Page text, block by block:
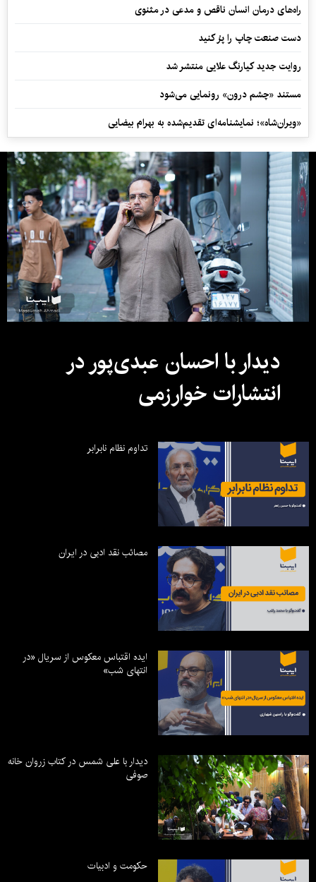
راه‌های درمان انسان ناقص و مدعی در مثنوی
دست صنعت چاپ را پرُ کنید
روایت جدید کیارنگ علایی منتشر شد
مستند «چشم درون» رونمایی می‌شود
«ویران‌شاه»؛ نمایشنامه‌ای تقدیم‌شده به بهرام بیضایی
دیدار با احسان عبدی‌پور در
انتشارات خوارزمی
تداوم نظام نابرابر
مصائب نقد ادبی در ایران
ایده اقتباس معکوس از سریال «در
انتهای شب»
دیدار با علی شمس در کتاب زروان خانه
صوفی
حکومت و ادبیات